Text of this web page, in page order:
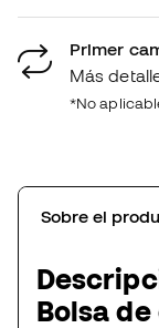
Primer
Más
*No
Sobre el
Bolsa